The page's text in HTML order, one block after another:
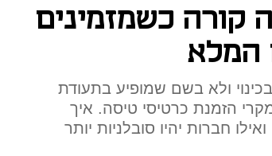
קורה כשמזמינים
המלא
ולא בשם שמופיע בתעודת
הזמנת כרטיסי טיסה. איך
חברות יהיו סובלניות יותר